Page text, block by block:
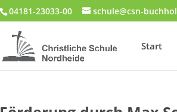
04181-23033-00 schule@csn-
Start